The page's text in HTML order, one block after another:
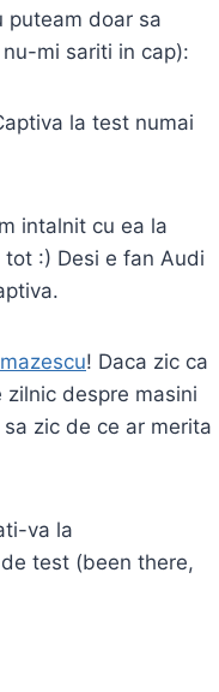
puteam doar sa
mi sariti in cap):
la test numai
intalnit cu ea la
:) Desi e fan Audi
! Daca zic ca
zilnic despre masini
zic de ce ar merita
va la
test (been there,